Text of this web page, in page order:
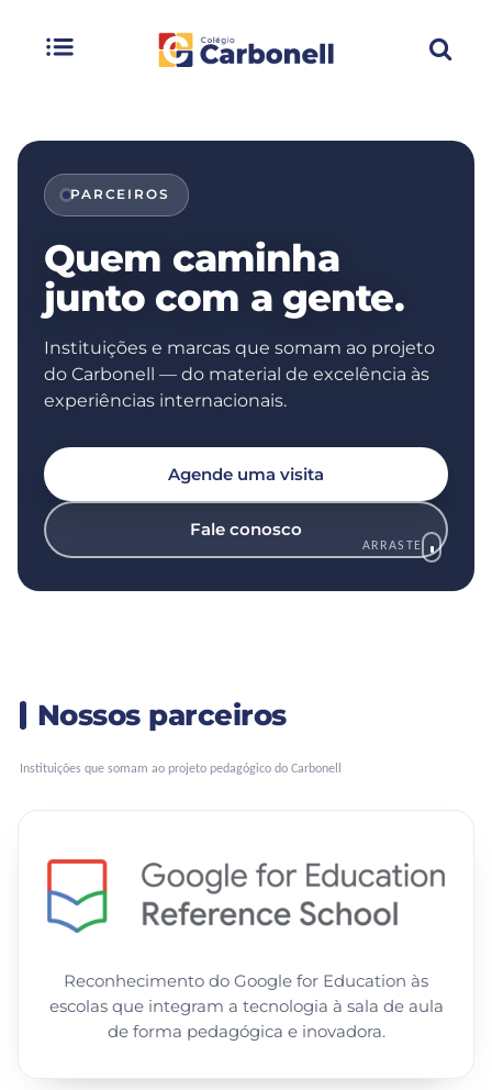
PARCEIROS
Quem caminha
junto com a gente.
Instituições e marcas que somam ao projeto
do Carbonell — do material de excelência às
experiências internacionais.
Agende uma visita
Fale conosco
ARRASTE
Nossos parceiros
Instituições que somam ao projeto pedagógico do Carbonell
Reconhecimento do Google for Education às
escolas que integram a tecnologia à sala de aula
de forma pedagógica e inovadora.